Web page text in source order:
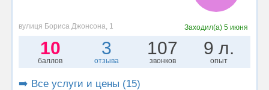
вулиця Бориса Джонсона, 1 Заходил(а)5 июня
10
баллов
3
отзыва
107
звонков
9 л.
опыт
➡️ Все услуги и цены (15)